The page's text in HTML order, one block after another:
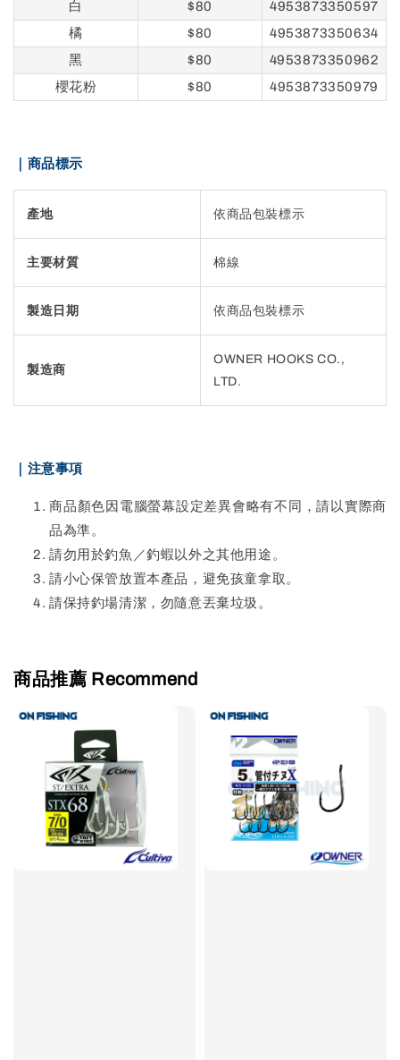
白 $80
4953873350597
橘
$80
4953873350634
黑
$80
4953873350962
櫻花粉
$80 4953873350979
｜商品標示
產地 依商品包裝標示
主要材質 棉線
製造日期 依商品包裝標示
製造商
OWNER HOOKS CO.,
LTD.
｜注意事項
商品顏色因電腦螢幕設定差異會略有不同，請以實際商
品為準。
請勿用於釣魚／釣蝦以外之其他用途。
請小心保管放置本產品，避免孩童拿取。
請保持釣場清潔，勿隨意丟棄垃圾。
商品推薦 Recommend